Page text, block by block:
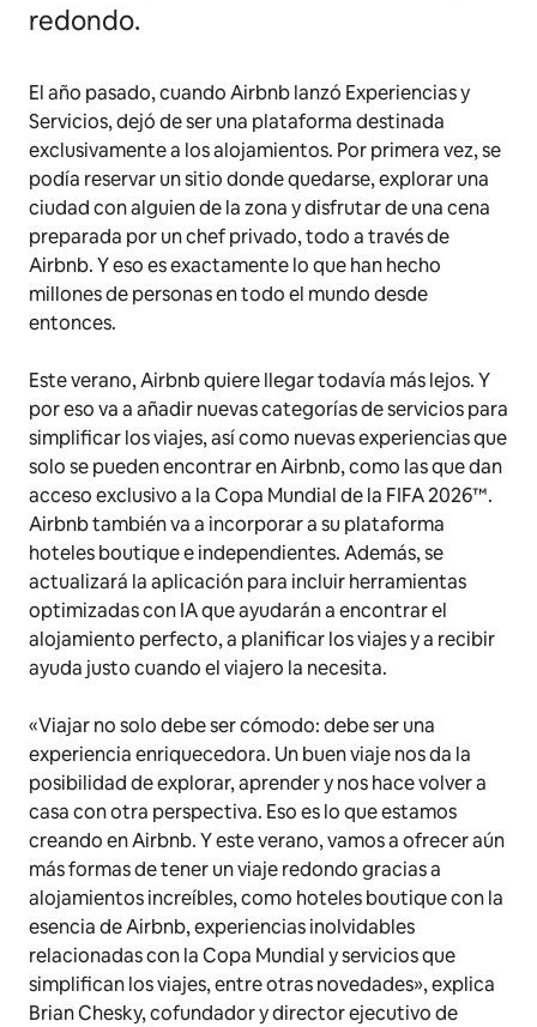
redondo.
El año pasado, cuando Airbnb lanzó Experiencias y
Servicios, dejó de ser una plataforma destinada
exclusivamente a los alojamientos. Por primera vez, se
podía reservar un sitio donde quedarse, explorar una
ciudad con alguien de la zona y disfrutar de una cena
preparada por un chef privado, todo a través de
Airbnb. Y eso es exactamente lo que han hecho
millones de personas en todo el mundo desde
entonces.
Este verano, Airbnb quiere llegar todavía más lejos. Y
por eso va a añadir nuevas categorías de servicios para
simplificar los viajes, así como nuevas experiencias que
solo se pueden encontrar en Airbnb, como las que dan
acceso exclusivo a la Copa Mundial de la FIFA 2026™.
Airbnb también va a incorporar a su plataforma
hoteles boutique e independientes. Además, se
actualizará la aplicación para incluir herramientas
optimizadas con IA que ayudarán a encontrar el
alojamiento perfecto, a planificar los viajes y a recibir
ayuda justo cuando el viajero la necesita.
«Viajar no solo debe ser cómodo: debe ser una
experiencia enriquecedora. Un buen viaje nos da la
posibilidad de explorar, aprender y nos hace volver a
casa con otra perspectiva. Eso es lo que estamos
creando en Airbnb. Y este verano, vamos a ofrecer aún
más formas de tener un viaje redondo gracias a
alojamientos increíbles, como hoteles boutique con la
esencia de Airbnb, experiencias inolvidables
relacionadas con la Copa Mundial y servicios que
simplifican los viajes, entre otras novedades», explica
Brian Chesky, cofundador y director ejecutivo de